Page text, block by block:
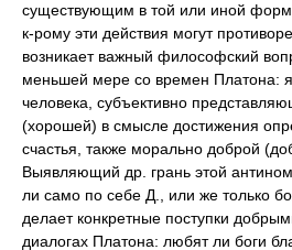
существующим в той или иной
к-рому эти действия могут
возникает важный философский
меньшей мере со времен Платона:
человека, субъективно
(хорошей) в смысле достижения
счастья, также морально доброй
Выявляющий др. грань этой
ли само по себе Д., или же только
делает конкретные поступки
диалогах Платона: любят ли боги